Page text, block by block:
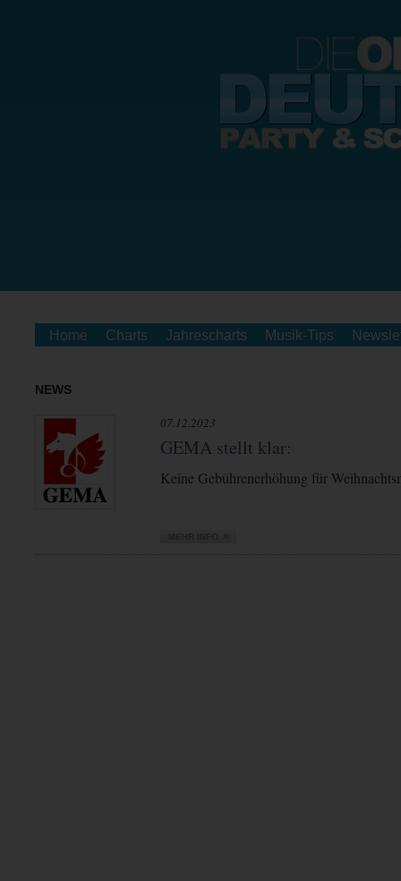
Home Charts Jahrescharts Musik-Tips
NEWS
07.12.2023
GEMA stellt klar:
Keine Gebührenerhöhung für